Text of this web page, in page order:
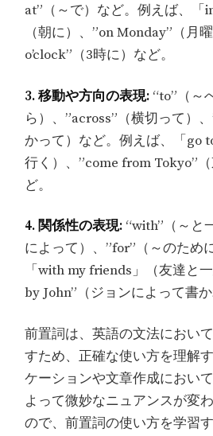
at”（～で）など。例えば、「
（朝に）、”on Monday”（月
o’clock”（3時に）など。
3. 移動や方向の表現: “to”（～
ら）、”across”（横切って）
かって）など。例えば、「go
行く）、”come from Tokyo”
ど。
4. 関係性の表現: “with”（～と
によって）、”for”（～のため
「with my friends」（友達と
by John”（ジョンによって書か
前置詞は、英語の文法におい
すため、正確な使い方を理解
ケーションや文章作成におい
よって微妙なニュアンスが変
ので、前置詞の使い方を学習